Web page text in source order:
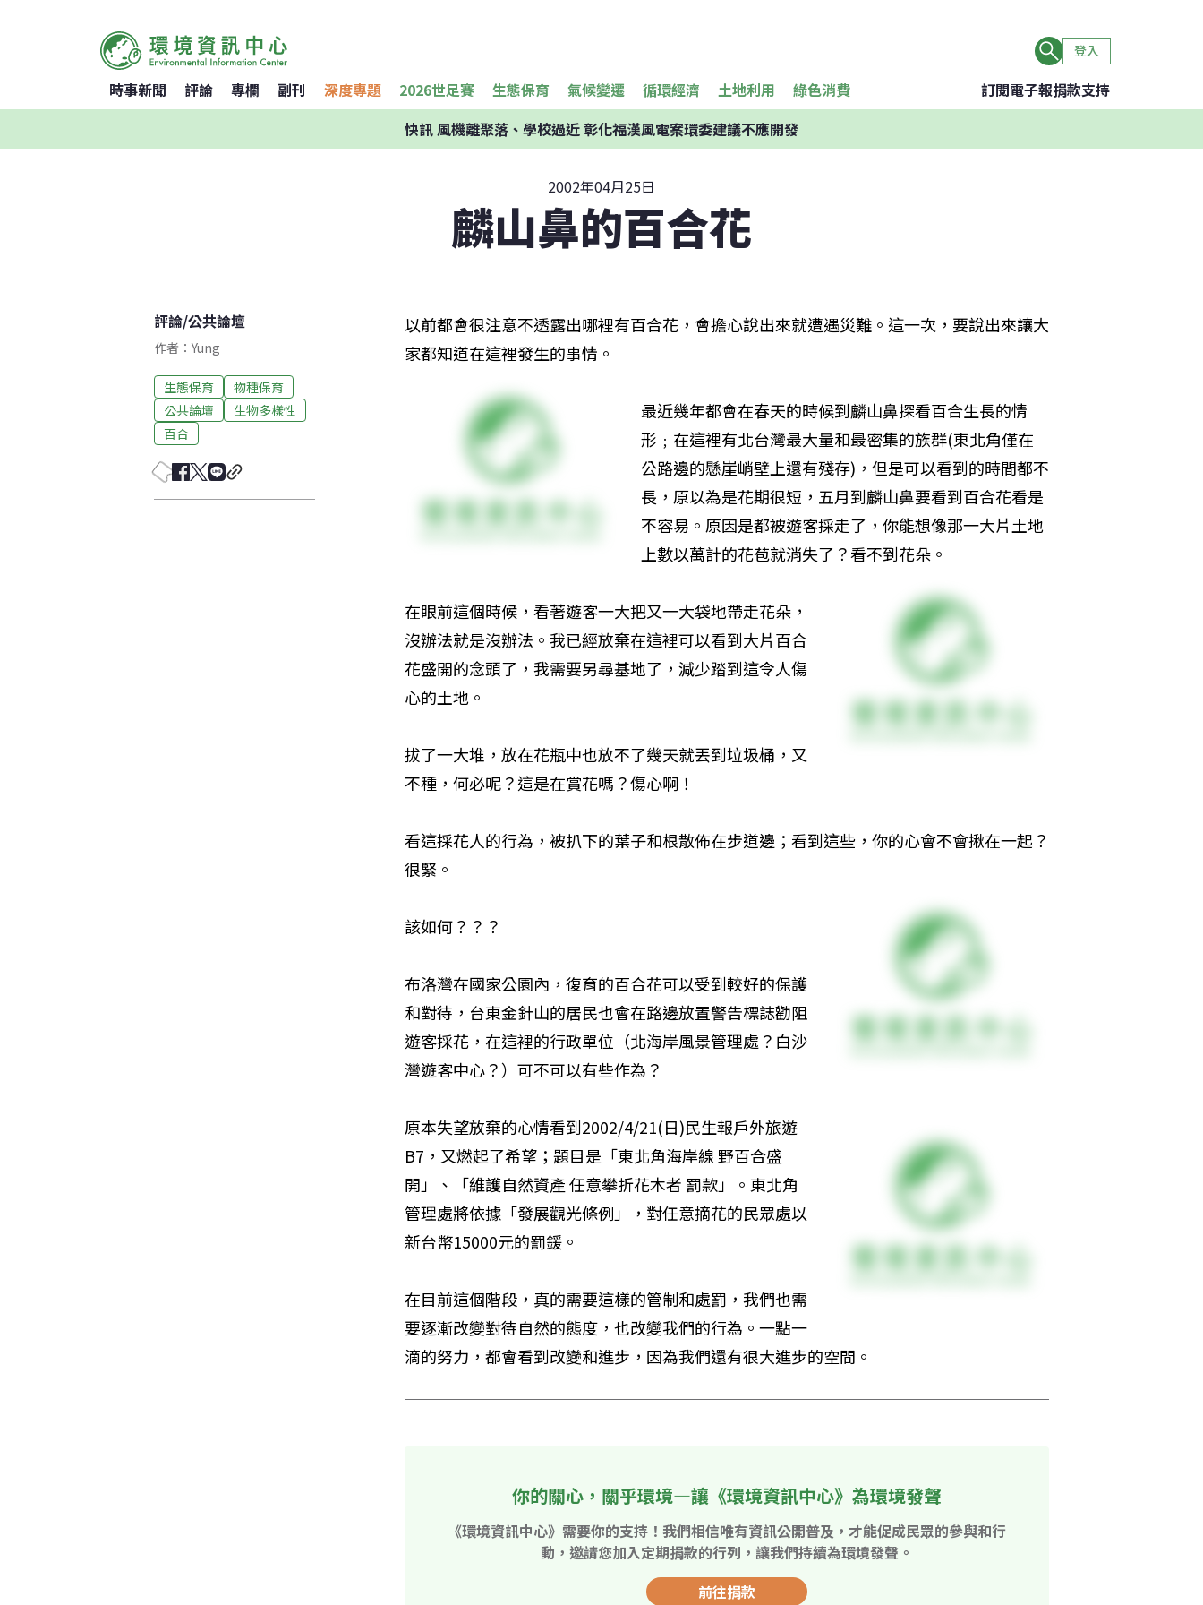
登入
時事新聞 評論 專欄 副刊 深度專題 2026世足賽 生態保育 氣候變遷 循環經濟 土地利用 綠色消費 訂閱電子報捐款支持
快訊風機離聚落、學校過近 彰化福漢風電案環委建議不應開發
2002年04月25日
麟山鼻的百合花
評論/公共論壇
作者：Yung
生態保育
物種保育
公共論壇
生物多樣性
百合
以前都會很注意不透露出哪裡有百合花，會擔心說出來就遭遇災難。這一次，要說出來讓大
家都知道在這裡發生的事情。
最近幾年都會在春天的時候到麟山鼻探看百合生長的情
形﹔在這裡有北台灣最大量和最密集的族群(東北角僅在
公路邊的懸崖峭壁上還有殘存)，但是可以看到的時間都不
長，原以為是花期很短，五月到麟山鼻要看到百合花看是
不容易。原因是都被遊客採走了，你能想像那一大片土地
上數以萬計的花苞就消失了？看不到花朵。
在眼前這個時候，看著遊客一大把又一大袋地帶走花朵，
沒辦法就是沒辦法。我已經放棄在這裡可以看到大片百合
花盛開的念頭了，我需要另尋基地了，減少踏到這令人傷
心的土地。
拔了一大堆，放在花瓶中也放不了幾天就丟到垃圾桶，又
不種，何必呢？這是在賞花嗎？傷心啊！
看這採花人的行為，被扒下的葉子和根散佈在步道邊；看到這些，你的心會不會揪在一起？
很緊。
該如何？？？
布洛灣在國家公園內，復育的百合花可以受到較好的保護
和對待，台東金針山的居民也會在路邊放置警告標誌勸阻
遊客採花，在這裡的行政單位（北海岸風景管理處？白沙
灣遊客中心？）可不可以有些作為？
原本失望放棄的心情看到2002/4/21(日)民生報戶外旅遊
B7，又燃起了希望；題目是「東北角海岸線 野百合盛
開」、「維護自然資產 任意攀折花木者 罰款」。東北角
管理處將依據「發展觀光條例」，對任意摘花的民眾處以
新台幣15000元的罰鍰。
在目前這個階段，真的需要這樣的管制和處罰，我們也需
要逐漸改變對待自然的態度，也改變我們的行為。一點一
滴的努力，都會看到改變和進步，因為我們還有很大進步的空間。
你的關心，關乎環境—讓《環境資訊中心》為環境發聲
《環境資訊中心》需要你的支持！我們相信唯有資訊公開普及，才能促成民眾的參與和行
動，邀請您加入定期捐款的行列，讓我們持續為環境發聲。
前往捐款